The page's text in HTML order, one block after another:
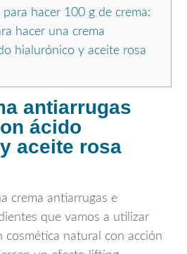
hacer 100 g de crema:
hacer una crema
hialurónico y aceite rosa
antiarrugas
ácido
aceite rosa
crema antiarrugas e
que vamos a utilizar
cosmética natural con acción